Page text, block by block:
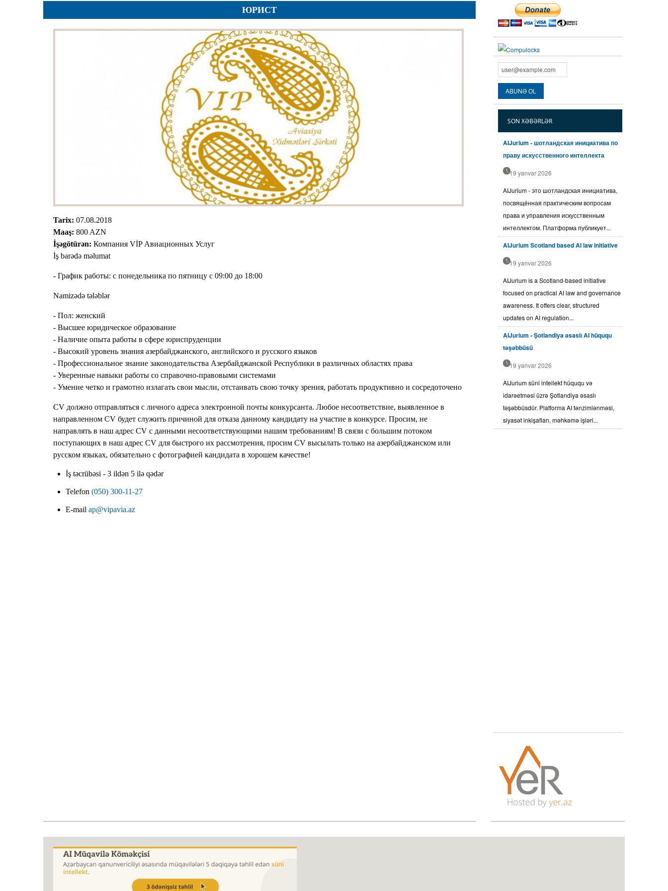
Qaydalar
Qərarlar
Raportlar
Rəylər
Şikayətlər
Təlimatlar
Təqdimatlar
Vəsatətlər
ЮРИСТ
Tarix: 07.08.2018
Maaş: 800 AZN
İşəgötürən: Компания VİP Авиационных Услуг
İş barədə məlumat
- График работы: с понедельника по пятницу с 09:00 до 18:00
Namizədə tələblər
- Пол: женский
- Высшее юридическое образование
- Наличие опыта работы в сфере юриспруденции
- Высокий уровень знания азербайджанского, английского и русского языков
- Профессиональное знание законодательства Азербайджанской Республики в различных областях права
- Уверенные навыки работы со справочно-правовыми системами
- Умение четко и грамотно излагать свои мысли, отстаивать свою точку зрения, работать продуктивно и сосредоточено
СV должно отправляться с личного адреса электронной почты конкурсанта. Любое несоответствие, выявленное в
направленном CV будет служить причиной для отказа данному кандидату на участие в конкурсе. Просим, не
направлять в наш адрес CV с данными несоответствующими нашим требованиям! В связи с большим потоком
поступающих в наш адрес CV для быстрого их рассмотрения, просим CV высылать только на азербайджанском или
русском языках, обязательно с фотографией кандидата в хорошем качестве!
İş təcrübəsi - 3 ildən 5 ilə qədər
Telefon (050) 300-11-27
E-mail ap@vipavia.az
SON XƏBƏRLƏR
AIJurium - шотландская инициатива по
праву искусственного интеллекта
19 yanvar 2026
AIJurium - это шотландская инициатива,
посвящённая практическим вопросам
права и управления искусственным
интеллектом. Платформа публикует...
AIJurium Scotland based AI law initiative
19 yanvar 2026
AIJurium is a Scotland-based initiative
focused on practical AI law and governance
awareness. It offers clear, structured
updates on AI regulation...
AIJurium - Şotlandiya əsaslı AI hüququ
təşəbbüsü
19 yanvar 2026
AIJurium süni intellekt hüququ və
idarəetməsi üzrə Şotlandiya əsaslı
təşəbbüsdür. Platforma AI tənzimlənməsi,
siyasət inkişafları, məhkəmə işləri...